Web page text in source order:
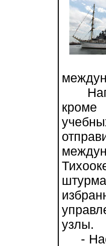
кроме
узлы.
- Нас